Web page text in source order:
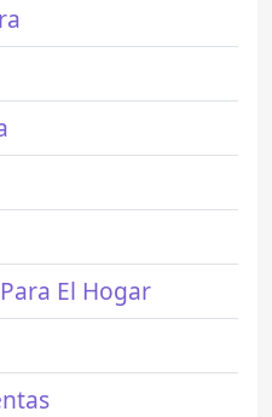
El Hogar